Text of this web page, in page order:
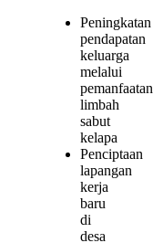
Peningkatan
pendapatan
keluarga
melalui
pemanfaatan
limbah
sabut
kelapa
Penciptaan
lapangan
kerja
baru
di
desa